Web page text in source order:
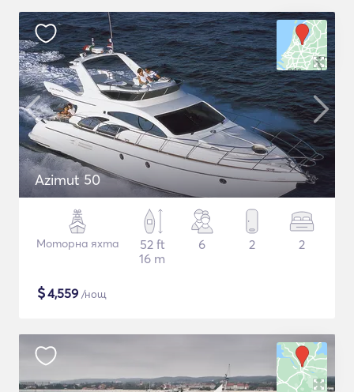
Azimut 50
Моторна яхта
52 ft
16 m
6 2 2
$4,559 /нощ